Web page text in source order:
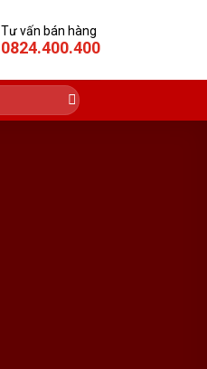
Tư vấn bán hàng
0824.400.400